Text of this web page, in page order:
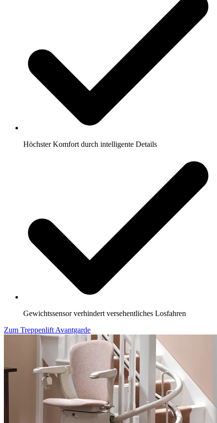
Höchster Komfort durch intelligente Details
Gewichtssensor verhindert versehentliches Losfahren
Zum Treppenlift Avantgarde